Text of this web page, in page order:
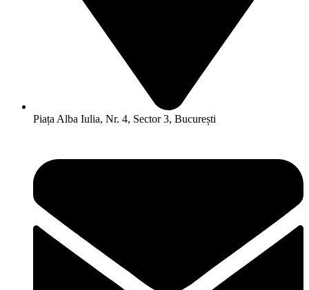
Piața Alba Iulia, Nr. 4, Sector 3, București